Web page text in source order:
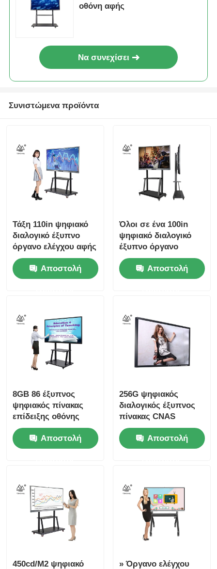
οθόνη αφής
Να συνεχίσει
Συνιστώμενα προϊόντα
Τάξη 110in ψηφιακό
διαλογικό έξυπνο
όργανο ελέγχου αφής
πινάκων ηλεκτρονικό
Αποστολή
Όλοι σε ένα 100in
ψηφιακό διαλογικό
έξυπνο όργανο
ελέγχου οθόνης αφής
πινάκων ηλεκτρονικό
Αποστολή
8GB 86 έξυπνος
ψηφιακός πίνακας
επίδειξης οθόνης
αφής ίντσας 128G
SSD
Αποστολή
256G ψηφιακός
διαλογικός έξυπνος
πίνακας CNAS
επίδειξη οθόνης αφής
75 ίντσαςΑποστολή
450cd/M2 ψηφιακό » Όργανο ελέγχου